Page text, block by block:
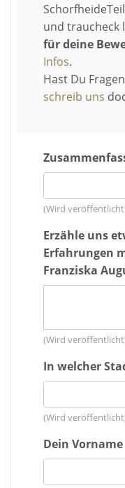
Schorfheide
und traucheck
für deine
Infos.
Hast Du
schreib uns
(Wird
Erzähle uns
Erfahrungen
Franziska
(Wird
In welcher
(Wird
Dein Vorname